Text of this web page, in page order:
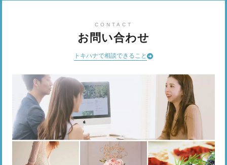
CONTACT
お問い合わせ
トキハナで相談できること